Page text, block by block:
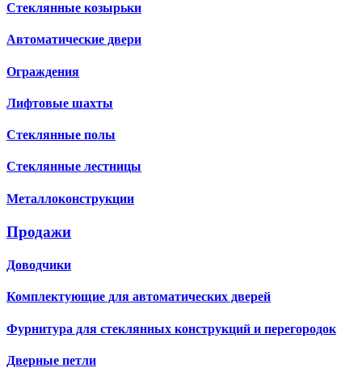
Стеклянные козырьки
Автоматические двери
Ограждения
Лифтовые шахты
Стеклянные полы
Стеклянные лестницы
Металлоконструкции
Продажи
Доводчики
Комплектующие для автоматических дверей
Фурнитура для стеклянных конструкций и перегородок
Дверные петли